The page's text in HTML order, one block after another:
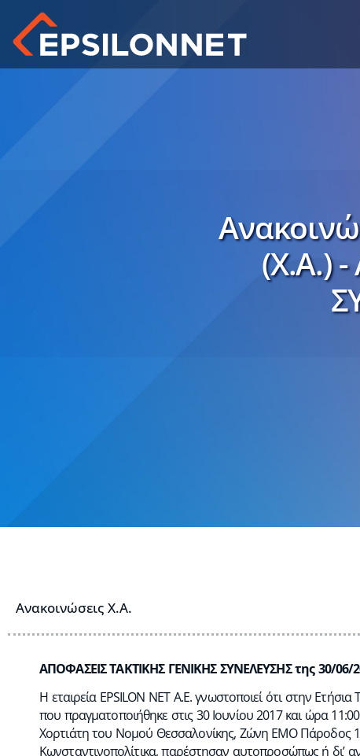
(Χ.Α.)
Ανακοινώσεις Χ.Α.
ΑΠΟΦΑΣΕΙΣ ΤΑΚΤΙΚΗΣ ΓΕΝΙΚΗΣ ΣΥΝΕΛΕΥΣΗΣ της 30/06/
Η εταιρεία EPSILON NET A.E. γνωστοποιεί ότι στην
που πραγματοποιήθηκε στις 30 Ιουνίου 2017 και ώρα
Χορτιάτη του Νομού Θεσσαλονίκης, Ζώνη ΕΜΟ Πάροδος
Κωνσταντινοπολίτικα, παρέστησαν αυτοπροσώπως ή δι’